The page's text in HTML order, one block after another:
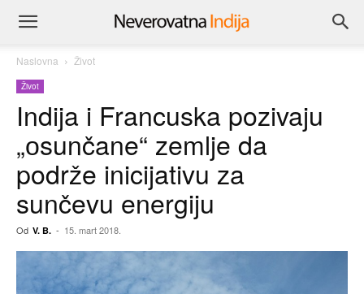
Naslovna Život
Život
Indija i Francuska pozivaju
„оsunčane“ zemlje da
podrže inicijativu za
sunčevu energiju
Od V. B. - 15. mart 2018.